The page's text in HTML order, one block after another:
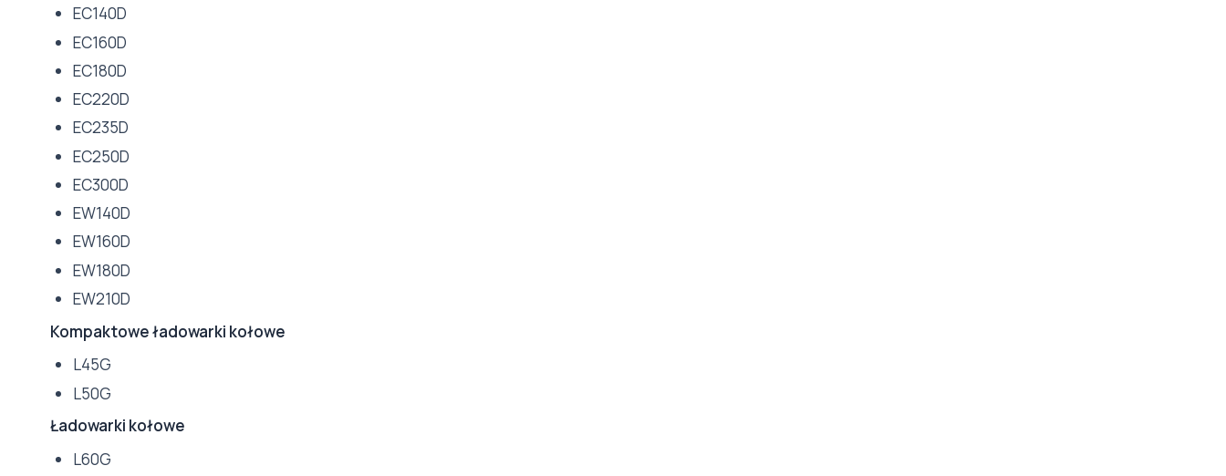
EC140D
EC160D
EC180D
EC220D
EC235D
EC250D
EC300D
EW140D
EW160D
EW180D
EW210D
Kompaktowe ładowarki kołowe
L45G
L50G
Ładowarki kołowe
L60G